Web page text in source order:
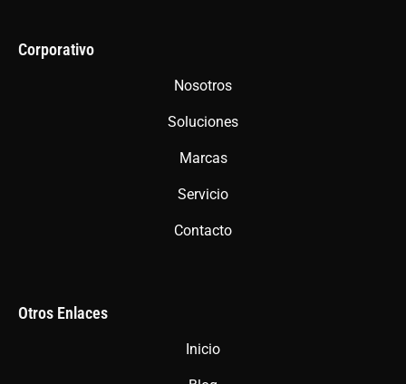
g
a
m
Corporativo
Nosotros
Soluciones
Marcas
Servicio
Contacto
Otros Enlaces
Inicio